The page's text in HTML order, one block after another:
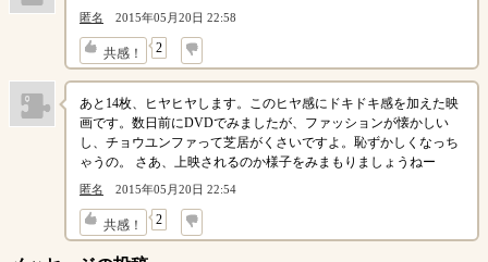
匿名 2015年05月20日 22:58
共感！ 2
↓
あと14枚、ヒヤヒヤします。このヒヤ感にドキドキ感を加えた映
画です。数日前にDVDでみましたが、ファッションが懐かしい
し、チョウユンファって芝居がくさいですよ。恥ずかしくなっち
ゃうの。 さあ、上映されるのか様子をみまもりましょうねー
匿名 2015年05月20日 22:54
共感！ 2
↓